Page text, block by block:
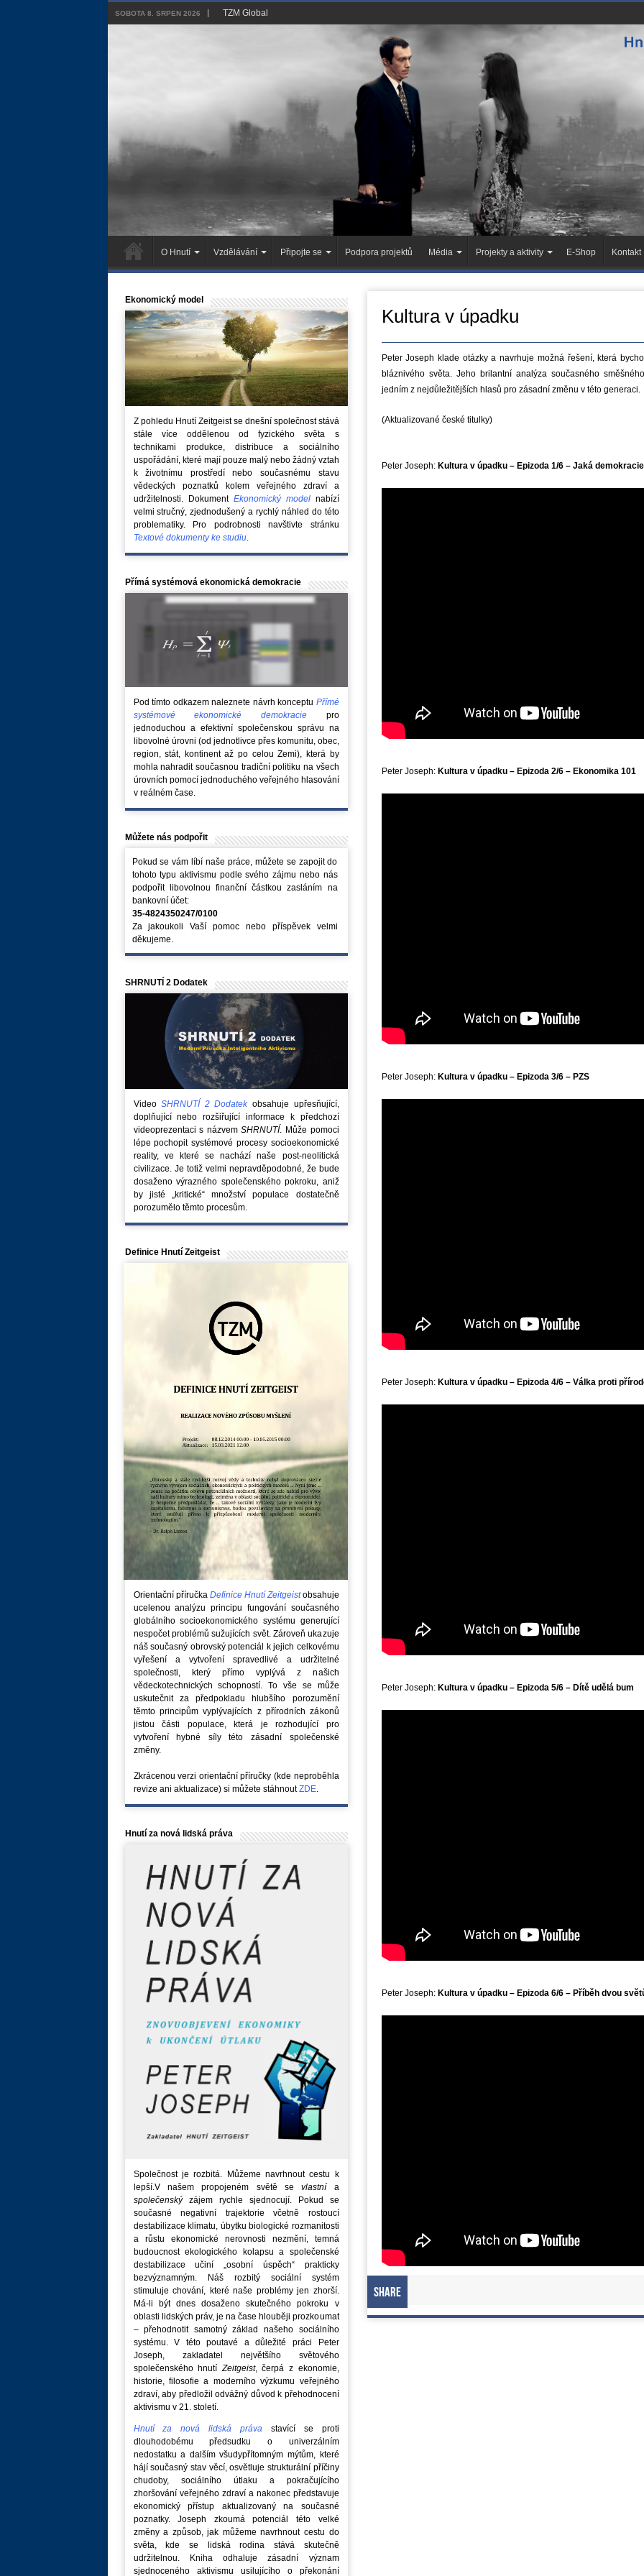
SOBOTA 8. SRPEN 2026 TZM Global
O Hnutí Vzdělávání Připojte se Podpora projektů Média Projekty a aktivity E-Shop Kontakt
Kultura v úpadku
Peter Joseph klade otázky a navrhuje možná řešení, která
bláznivého světa. Jeho brilantní analýza současného
jedním z nejdůležitějších hlasů pro zásadní změnu v této generaci.
(Aktualizované české titulky)
Peter Joseph: Kultura v úpadku – Epizoda 1/6 – Jaká demokracie
Peter Joseph: Kultura v úpadku – Epizoda 2/6 – Ekonomika 101
Peter Joseph: Kultura v úpadku – Epizoda 3/6 – PZS
Peter Joseph: Kultura v úpadku – Epizoda 4/6 – Válka proti
Peter Joseph: Kultura v úpadku – Epizoda 5/6 – Dítě udělá bum
Peter Joseph: Kultura v úpadku – Epizoda 6/6 – Příběh dvou
Share
Ekonomický model
Z pohledu Hnutí Zeitgeist se dnešní společnost stává
stále více oddělenou od fyzického světa s
technikami produkce, distribuce a sociálního
uspořádání, které mají pouze malý nebo žádný vztah
k životnímu prostředí nebo současnému stavu
vědeckých poznatků kolem veřejného zdraví a
udržitelnosti. Dokument Ekonomický modelnabízí
velmi stručný, zjednodušený a rychlý náhled do této
problematiky. Pro podrobnosti navštivte stránku
Textové dokumenty ke studiu.
Přímá systémová ekonomická demokracie
Pod tímto odkazem naleznete návrh konceptu Přímé
systémové ekonomické demokracie pro
jednoduchou a efektivní společenskou správu na
libovolné úrovni (od jednotlivce přes komunitu, obec,
region, stát, kontinent až po celou Zemi), která by
mohla nahradit současnou tradiční politiku na všech
úrovních pomocí jednoduchého veřejného hlasování
v reálném čase.
Můžete nás podpořit
Pokud se vám líbí naše práce, můžete se zapojit do
tohoto typu aktivismu podle svého zájmu nebo nás
podpořit libovolnou finanční částkou zasláním na
bankovní účet:
35-4824350247/0100
Za jakoukoli Vaší pomoc nebo příspěvek velmi
děkujeme.
SHRNUTÍ 2 Dodatek
VideoSHRNUTÍ 2 Dodatekobsahuje upřesňující,
doplňující nebo rozšiřující informace k předchozí
videoprezentaci s názvemSHRNUTÍ. Může pomoci
lépe pochopit systémové procesy socioekonomické
reality, ve které se nachází naše post-neolitická
civilizace. Je totiž velmi nepravděpodobné, že bude
dosaženo výrazného společenského pokroku, aniž
by jisté „kritické“ množství populace dostatečně
porozumělo těmto procesům.
Definice Hnutí Zeitgeist
Orientační příručka Definice Hnutí Zeitgeistobsahuje
ucelenou analýzu principu fungování současného
globálního socioekonomického systému generující
nespočet problémů sužujících svět. Zároveň ukazuje
náš současný obrovský potenciál k jejich celkovému
vyřešení a vytvoření spravedlivé a udržitelné
společnosti, který přímo vyplývá z našich
vědeckotechnických schopností. To vše se může
uskutečnit za předpokladu hlubšího porozumění
těmto principům vyplývajících z přírodních zákonů
jistou části populace, která je rozhodující pro
vytvoření hybné síly této zásadní společenské
změny.
Zkrácenou verzi orientační příručky (kde neproběhla
revize ani aktualizace) si můžete stáhnoutZDE.
Hnutí za nová lidská práva
Společnost je rozbitá. Můžeme navrhnout cestu k
lepší.V našem propojeném světě sevlastnía
společenskýzájem rychle sjednocují. Pokud se
současné negativní trajektorie včetně rostoucí
destabilizace klimatu, úbytku biologické rozmanitosti
a růstu ekonomické nerovnosti nezmění, temná
budoucnost ekologického kolapsu a společenské
destabilizace učiní „osobní úspěch“ prakticky
bezvýznamným. Náš rozbitý sociální systém
stimuluje chování, které naše problémy jen zhorší.
Má-li být dnes dosaženo skutečného pokroku v
oblasti lidských práv, je na čase hlouběji prozkoumat
– přehodnotit samotný základ našeho sociálního
systému. V této poutavé a důležité práci Peter
Joseph, zakladatel největšího světového
společenského hnutí Zeitgeist, čerpá z ekonomie,
historie, filosofie a moderního výzkumu veřejného
zdraví, aby předložil odvážný důvod k přehodnocení
aktivismu v 21. století.
Hnutí za nová lidská práva stavící se proti
dlouhodobému předsudku o univerzálním
nedostatku a dalším všudypřítomným mýtům, které
hájí současný stav věcí, osvětluje strukturální příčiny
chudoby, sociálního útlaku a pokračujícího
zhoršování veřejného zdraví a nakonec představuje
ekonomický přístup aktualizovaný na současné
poznatky. Joseph zkoumá potenciál této velké
změny a způsob, jak můžeme navrhnout cestu do
světa, kde se lidská rodina stává skutečně
udržitelnou. Kniha odhaluje zásadní význam
sjednoceného aktivismu usilujícího o překonání